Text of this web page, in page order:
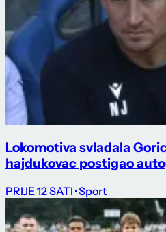
Lokomotiva svladala
hajdukovac postigao
PRIJE 12 SATI · Sport